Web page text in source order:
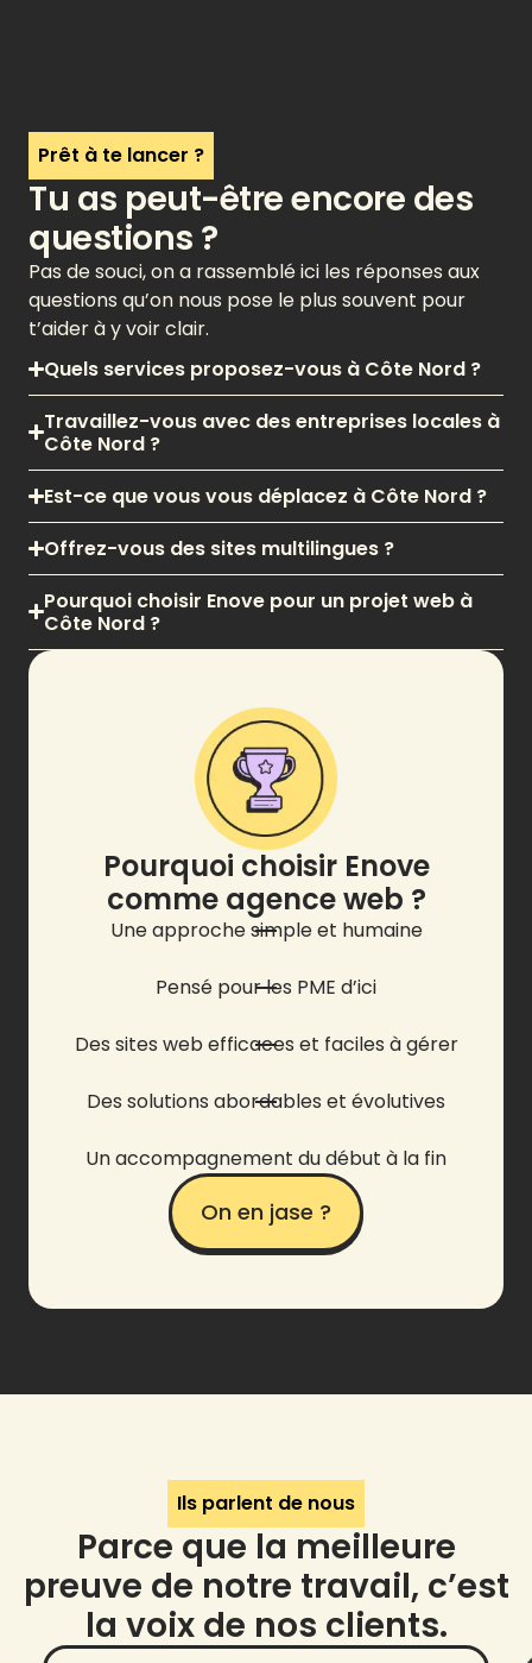
Prêt à te lancer ?
Tu as peut-être encore des
questions ?
Pas de souci, on a rassemblé ici les réponses aux
questions qu’on nous pose le plus souvent pour
t’aider à y voir clair.
Quels services proposez-vous à Côte Nord ?
Travaillez-vous avec des entreprises locales à
Côte Nord ?
Est-ce que vous vous déplacez à Côte Nord ?
Offrez-vous des sites multilingues ?
Pourquoi choisir Enove pour un projet web à
Côte Nord ?
Pourquoi choisir Enove
comme agence web ?
Une approche simple et humaine
Pensé pour les PME d’ici
Des sites web efficaces et faciles à gérer
Des solutions abordables et évolutives
Un accompagnement du début à la fin
On en jase ?
Ils parlent de nous
Parce que la meilleure
preuve de notre travail, c’est
la voix de nos clients.